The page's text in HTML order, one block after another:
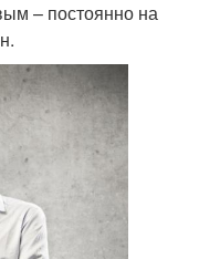
– постоянно на